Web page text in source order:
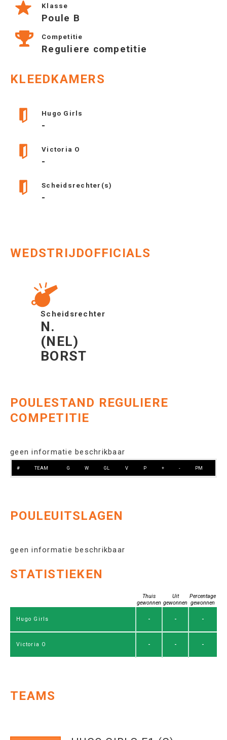
Klasse
Poule B
Competitie
Reguliere competitie
KLEEDKAMERS
Hugo Girls
-
Victoria O
-
Scheidsrechter(s)
-
WEDSTRIJDOFFICIALS
Scheidsrechter
N.
(NEL)
BORST
POULESTAND REGULIERE
COMPETITIE
geen informatie beschrikbaar
# TEAM G W GL V P + - PM
POULEUITSLAGEN
geen informatie beschrikbaar
STATISTIEKEN
Thuis
gewonnen
Uit
gewonnen
Percentage
gewonnen
Hugo Girls - - -
Victoria O - - -
TEAMS